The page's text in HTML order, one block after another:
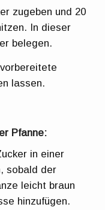
zugeben und 20
In dieser
belegen.
lassen.
Pfanne:
in einer
sobald der
leicht braun
hinzufügen.